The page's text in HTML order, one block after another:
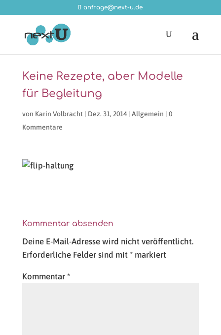
anfrage@next-u.de
Keine Rezepte, aber Modelle
für Begleitung
von Karin Volbracht| Dez. 31, 2014| Allgemein | 0
Kommentare
Kommentar absenden
Deine E-Mail-Adresse wird nicht veröffentlicht.
Erforderliche Felder sind mit *markiert
Kommentar *